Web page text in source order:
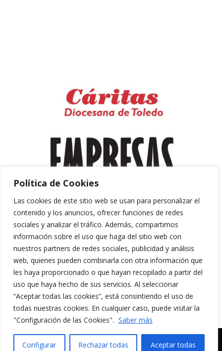
Política de Cookies
Las cookies de este sitio web se usan para personalizar el
contenido y los anuncios, ofrecer funciones de redes
sociales y analizar el tráfico. Además, compartimos
información sobre el uso que haga del sitio web con
nuestros partners de redes sociales, publicidad y análisis
web, quienes pueden combinarla con otra información que
les haya proporcionado o que hayan recopilado a partir del
uso que haya hecho de sus servicios. Al seleccionar
“Aceptar todas las cookies”, está consintiendo el uso de
todas nuestras cookies. En cualquier caso, puede visitar la
"Configuración de las Cookies". Saber más
Configurar Rechazar todas Aceptar todas
Aviso Legal y Política de Privacidad
Política de Cookies
MERAKI CULTURA AUDIOVISUAL. Todos los